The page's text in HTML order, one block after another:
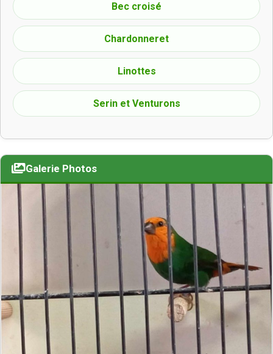
Bec croisé
Chardonneret
Linottes
Serin et Venturons
Galerie Photos